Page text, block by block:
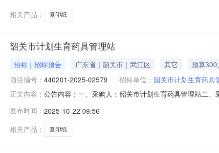
相关产品：
复印纸
韶关市计划生育药具管理站
招标｜招标预告 广东省｜韶关市｜武江区 其它
预算300
项目编号： 440201-2025-02579 招标单位： 韶关市计划生育药具
正文内容： 公告内容：一、采购人：韶关市计划生育药具管理站二
发布时间： 2025-10-22 09:56
相关产品：
复印纸